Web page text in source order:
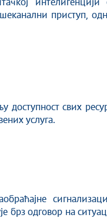
интелигенцији
приступ,
доступност свих
услуга.
брз одговор на